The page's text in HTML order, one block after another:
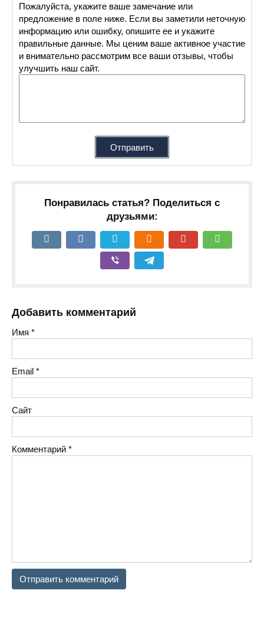
Пожалуйста, укажите ваше замечание или
предложение в поле ниже. Если вы заметили неточную
информацию или ошибку, опишите ее и укажите
правильные данные. Мы ценим ваше активное участие
и внимательно рассмотрим все ваши отзывы, чтобы
улучшить наш сайт.
Отправить
Понравилась статья? Поделиться с
друзьями:
Добавить комментарий
Имя *
Email *
Сайт
Комментарий *